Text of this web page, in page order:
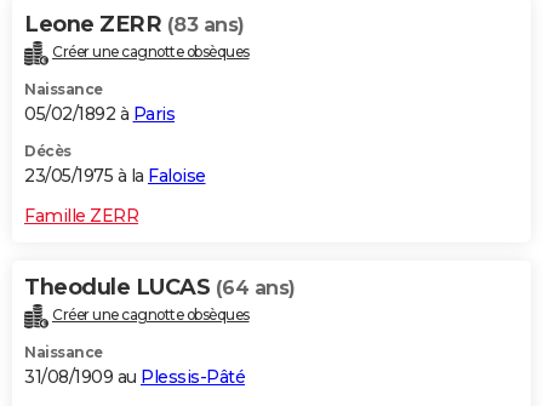
Leone ZERR (83 ans)
Créer une cagnotte obsèques
Naissance
05/02/1892 à Paris
Décès
23/05/1975 à la Faloise
Famille ZERR
Theodule LUCAS (64 ans)
Créer une cagnotte obsèques
Naissance
31/08/1909 au Plessis-Pâté